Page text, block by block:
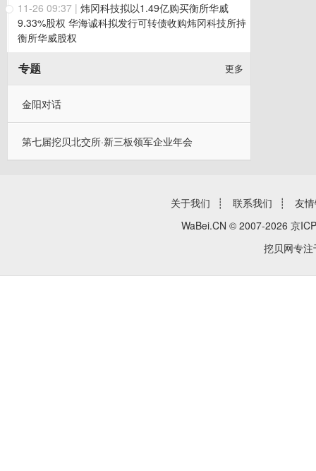
11-26 09:37 | 炜冈科技拟以1.49亿购买衡所华威
9.33%股权 华海诚科拟发行可转债收购炜冈科技所持
衡所华威股权
专题 更多
金阳对话
第七届挖贝北交所·新三板领军企业年会
关于我们 ┊ 联系我们 ┊
友
WaBei.CN © 2007-2026 京
挖贝网专